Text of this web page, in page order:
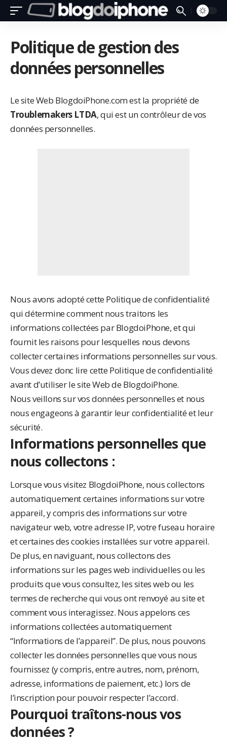
Politique de gestion des
données personnelles
Le site Web BlogdoiPhone.com est la propriété de
Troublemakers LTDA, qui est un contrôleur de vos
données personnelles.
Nous avons adopté cette Politique de confidentialité
qui détermine comment nous traitons les
informations collectées par BlogdoiPhone, et qui
fournit les raisons pour lesquelles nous devons
collecter certaines informations personnelles sur vous.
Vous devez donc lire cette Politique de confidentialité
avant d’utiliser le site Web de BlogdoiPhone.
Nous veillons sur vos données personnelles et nous
nous engageons à garantir leur confidentialité et leur
sécurité.
Informations personnelles que
nous collectons :
Lorsque vous visitez BlogdoiPhone, nous collectons
automatiquement certaines informations sur votre
appareil, y compris des informations sur votre
navigateur web, votre adresse IP, votre fuseau horaire
et certaines des cookies installées sur votre appareil.
De plus, en naviguant, nous collectons des
informations sur les pages web individuelles ou les
produits que vous consultez, les sites web ou les
termes de recherche qui vous ont renvoyé au site et
comment vous interagissez. Nous appelons ces
informations collectées automatiquement
“Informations de l’appareil”. De plus, nous pouvons
collecter les données personnelles que vous nous
fournissez (y compris, entre autres, nom, prénom,
adresse, informations de paiement, etc.) lors de
l’inscription pour pouvoir respecter l’accord.
Pourquoi traîtons-nous vos
données ?